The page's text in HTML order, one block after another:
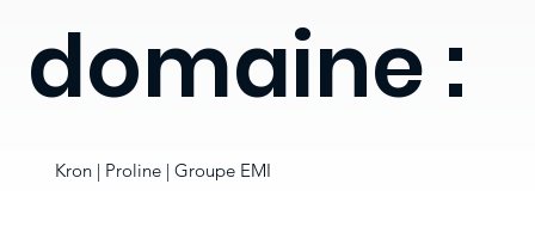
domaine :
Kron | Proline | Groupe EMI